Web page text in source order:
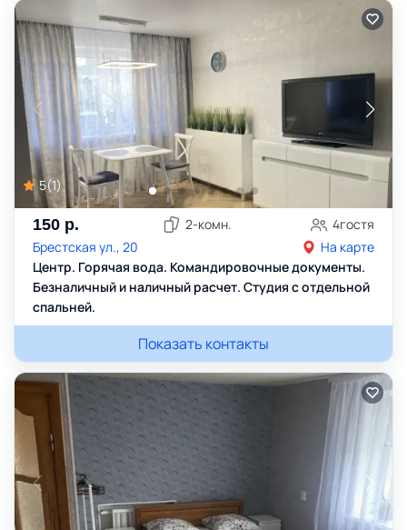
5(1)
150 р. 2-комн. 4гостя
Брестская ул., 20
На карте
Центр. Горячая вода. Командировочные документы.
Безналичный и наличный расчет. Студия с отдельной
спальней.
Показать контакты